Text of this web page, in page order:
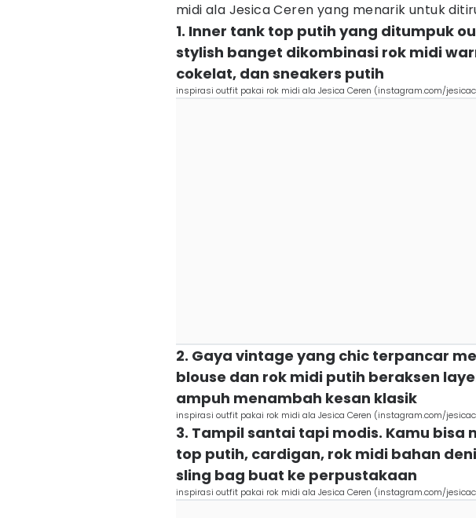
midi ala Jesica Ceren yang menarik untuk
1. Inner tank top putih yang ditumpuk
stylish banget dikombinasi rok midi
cokelat, dan sneakers putih
inspirasi outfit pakai rok midi ala Jesica Ceren (instagram.com/
2. Gaya vintage yang chic terpancar
blouse dan rok midi putih beraksen
ampuh menambah kesan klasik
inspirasi outfit pakai rok midi ala Jesica Ceren (instagram.com/
3. Tampil santai tapi modis. Kamu bisa
top putih, cardigan, rok midi bahan
sling bag buat ke perpustakaan
inspirasi outfit pakai rok midi ala Jesica Ceren (instagram.com/